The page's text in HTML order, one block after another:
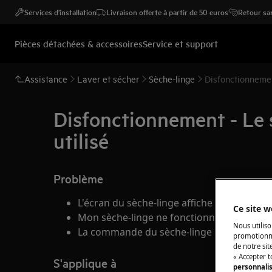
Services d'installation Livraison offerte à partir de 50 euros Retour
Pièces détachées & accessoiresService et support
Assistance Laver et sécher Sèche-linge
Disfonctionnement - Le
utilisé
Problème
L'écran du sèche-linge affiche un
Mon sèche-linge ne fonctionne pas.
La commande du sèche-linge ne répond
S'applique à
Ce site
Nous
de notre
« Accepter